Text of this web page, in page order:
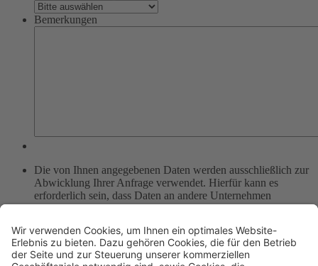
Bemerkungen
Die von Ihnen angegebenen Daten werden ausschließlich zur
Abwicklung Ihrer Anfrage verwendet. Hierfür kann es
erforderlich sein, dass Daten an andere Unternehmen
weitergegeben werden, die für uns im Auftrag tätig werden (z.
besseren Anfragenabwicklung in unsere interne
Kundendatenbank auf. Weitere Informationen zum
Datenschutz bei Henry Schein finden Sie unterDatenschutz.